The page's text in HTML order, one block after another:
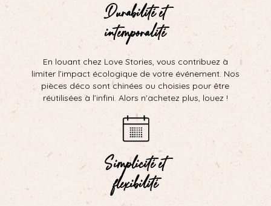
Durabilité et
intemporalité
En louant chez Love Stories, vous contribuez à
limiter l’impact écologique de votre événement. Nos
pièces déco sont chinées ou choisies pour être
réutilisées à l’infini. Alors n’achetez plus, louez !
Simplicité et
flexibilité